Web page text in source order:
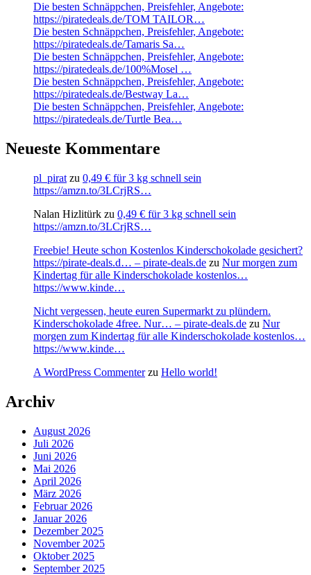
Die besten Schnäppchen, Preisfehler, Angebote:
https://piratedeals.de/TOM TAILOR…
Die besten Schnäppchen, Preisfehler, Angebote:
https://piratedeals.de/Tamaris Sa…
Die besten Schnäppchen, Preisfehler, Angebote:
https://piratedeals.de/100%Mosel …
Die besten Schnäppchen, Preisfehler, Angebote:
https://piratedeals.de/Bestway La…
Die besten Schnäppchen, Preisfehler, Angebote:
https://piratedeals.de/Turtle Bea…
Neueste Kommentare
pl_pirat zu 0,49 € für 3 kg schnell sein
https://amzn.to/3LCrjRS…
Nalan Hizlitürk zu 0,49 € für 3 kg schnell sein
https://amzn.to/3LCrjRS…
Freebie! Heute schon Kostenlos Kinderschokolade gesichert?
https://pirate-deals.d… – pirate-deals.de zu Nur morgen zum
Kindertag für alle Kinderschokolade kostenlos…
https://www.kinde…
Nicht vergessen, heute euren Supermarkt zu plündern.
Kinderschokolade 4free. Nur… – pirate-deals.de zu Nur
morgen zum Kindertag für alle Kinderschokolade kostenlos…
https://www.kinde…
A WordPress Commenterzu Hello world!
Archiv
August 2026
Juli 2026
Juni 2026
Mai 2026
April 2026
März 2026
Februar 2026
Januar 2026
Dezember 2025
November 2025
Oktober 2025
September 2025